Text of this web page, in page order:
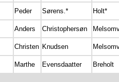
Peder Sørens.*
Holt*
Anders Christophersøn
Christen Knudsen
Marthe Evensdaatter Breholt